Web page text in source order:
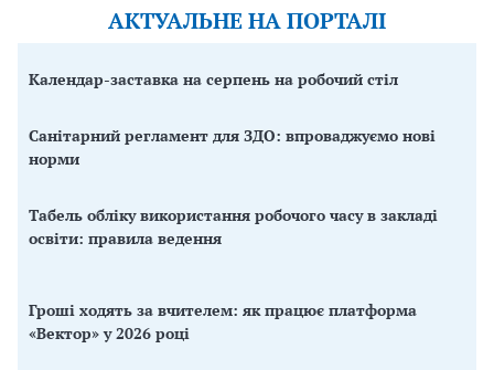
АКТУАЛЬНЕ НА ПОРТАЛІ
Календар-заставка на серпень на робочий стіл
Санітарний регламент для ЗДО: впроваджуємо нові
норми
Табель обліку використання робочого часу в закладі
освіти: правила ведення
Гроші ходять за вчителем: як працює платформа
«Вектор» у 2026 році